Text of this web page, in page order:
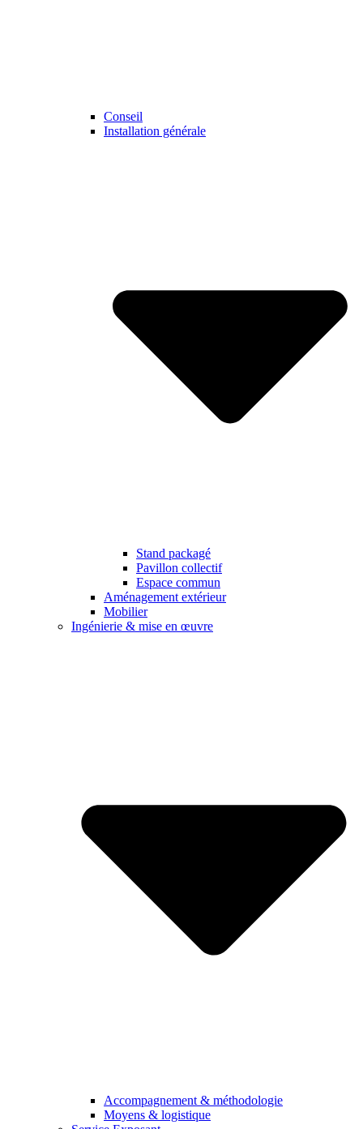
Conseil
Installation générale
Stand packagé
Pavillon collectif
Espace commun
Aménagement extérieur
Mobilier
Ingénierie & mise en œuvre
Accompagnement & méthodologie
Moyens & logistique